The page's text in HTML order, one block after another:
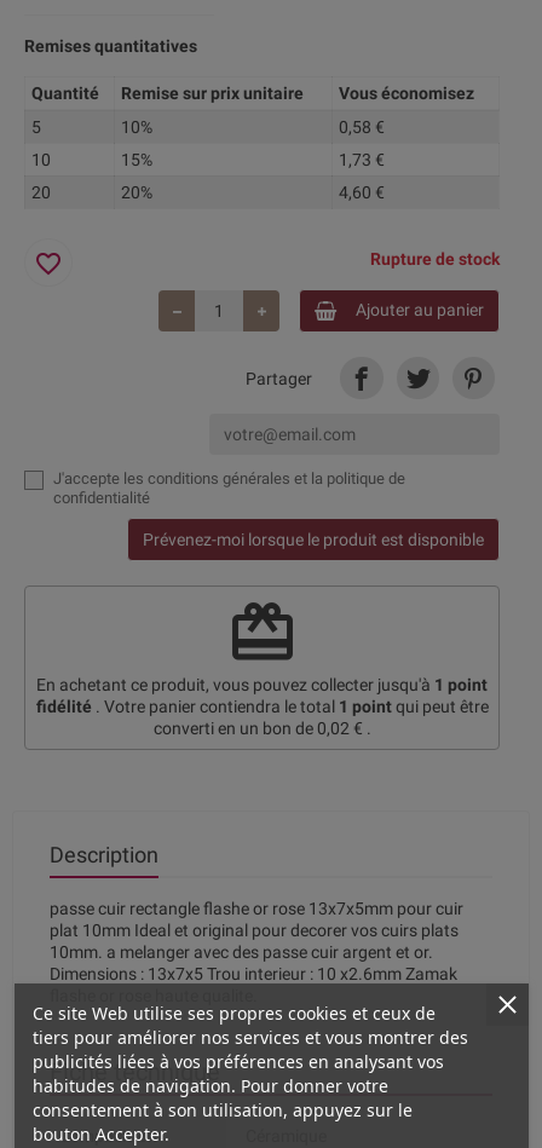
Remises quantitatives
Quantité Remise sur prix unitaire
Vous économisez
5
10%
0,58 €
10
15%
1,73 €
20
20% 4,60 €
Rupture de stock
Ajouter au panier
favorite_border
Partager
J'accepte les conditions générales et la politique de
confidentialité
Prévenez-moi lorsque le produit est disponible
redeem
En achetant ce produit, vous pouvez collecter jusqu'à 1 point
fidélité . Votre panier contiendra le total 1 pointqui peut être
converti en un bon de 0,02 € .
Description
passe cuir rectangle flashe or rose 13x7x5mm pour cuir
plat 10mm Ideal et original pour decorer vos cuirs plats
10mm. a melanger avec des passe cuir argent et or.
Dimensions : 13x7x5 Trou interieur : 10 x2.6mm Zamak
Fiche technique
Composition
Ce site Web utilise ses propres cookies et ceux de
tiers pour améliorer nos services et vous montrer des
publicités liées à vos préférences en analysant vos
habitudes de navigation. Pour donner votre
consentement à son utilisation, appuyez sur le
bouton Accepter.